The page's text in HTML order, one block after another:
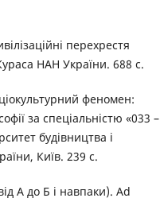
перехрестя
НАН України. 688 с.
феномен:
за спеціальністю «033 –
будівництва і
Київ. 239 с.
А до Б і навпаки). Ad